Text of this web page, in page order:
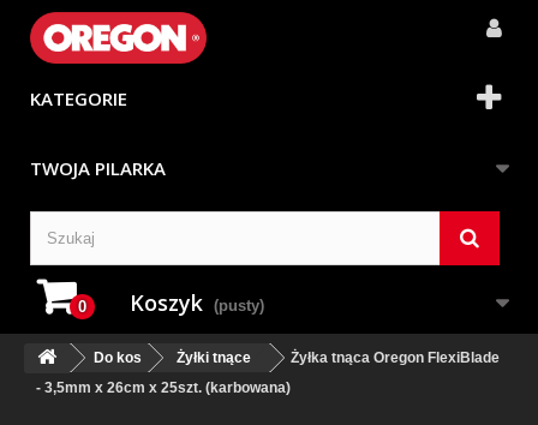
KATEGORIE
TWOJA PILARKA
0 Koszyk (pusty)
Do kos Żyłki tnące
Żyłka tnąca Oregon FlexiBlade
- 3,5mm x 26cm x 25szt. (karbowana)